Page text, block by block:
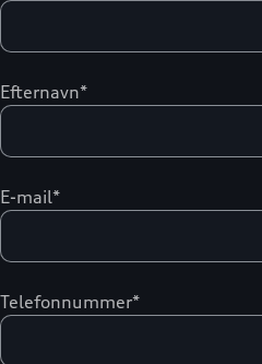
Efternavn*
E-mail*
Telefonnummer*